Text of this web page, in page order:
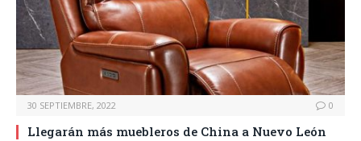
30 SEPTIEMBRE, 2022 0
Llegarán más muebleros de China a Nuevo León